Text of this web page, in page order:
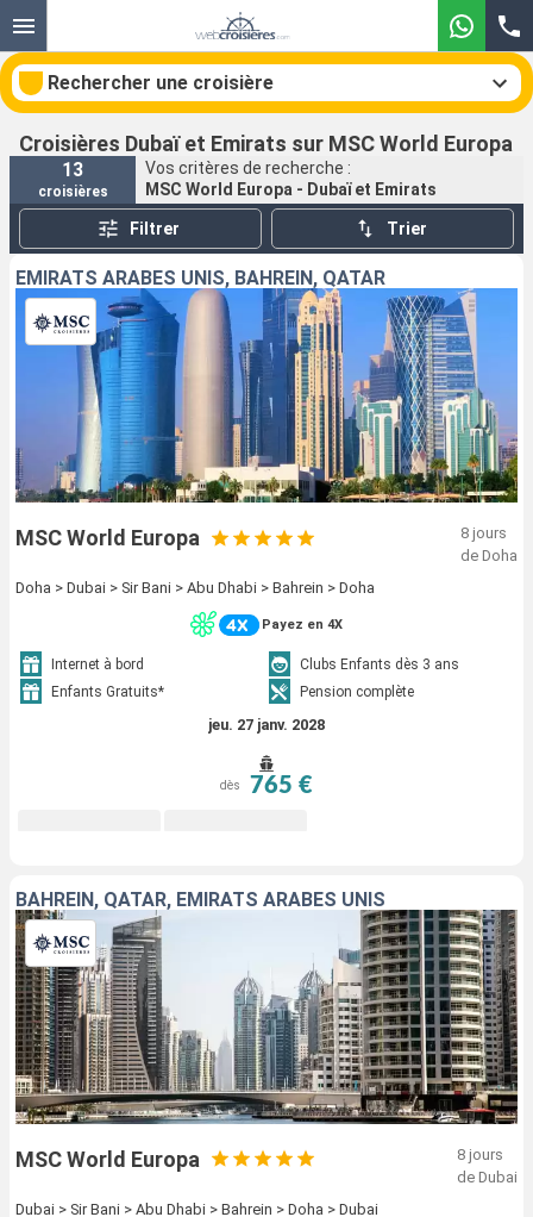
Rechercher une croisière
Nos destinations
Mois de départ
Ports Compagnies
Rechercher
Croisières Dubaï et Emirats sur MSC World Europa
13
croisières
Vos critères de recherche :
MSC World Europa - Dubaï et Emirats
Filtrer Trier
EMIRATS ARABES UNIS, BAHREIN, QATAR
MSC World Europa
8 jours
de Doha
Doha > Dubai > Sir Bani > Abu Dhabi > Bahrein > Doha
Payez en 4X
Internet à bord
Clubs Enfants dès 3 ans
Enfants Gratuits*
Pension complète
jeu. 27 janv. 2028
dès 765 €
BAHREIN, QATAR, EMIRATS ARABES UNIS
MSC World Europa
8 jours
de Dubai
Dubai > Sir Bani > Abu Dhabi > Bahrein > Doha > Dubai